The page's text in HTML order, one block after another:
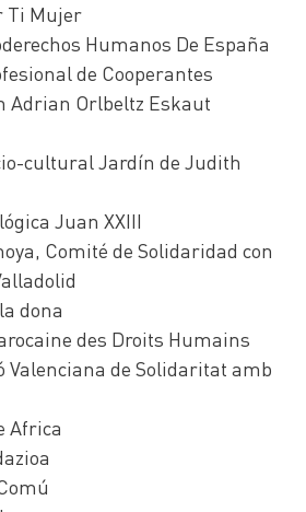
Ti Mujer
Humanos De España
de Cooperantes
Adrian Orlbeltz Eskaut
cultural Jardín de Judith
Juan XXIII
Comité de Solidaridad con
dona
des Droits Humains
Valenciana de Solidaritat amb
Africa